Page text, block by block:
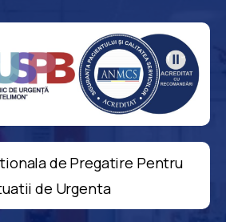
de Pregatire Pentru
de Urgenta